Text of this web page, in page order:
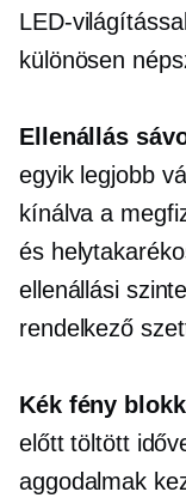
LED-
különösen
Ellenállás
egyik legjobb
kínálva a
és
ellenállási
rendelkező
Kék fény
előtt töltött
aggodalmak